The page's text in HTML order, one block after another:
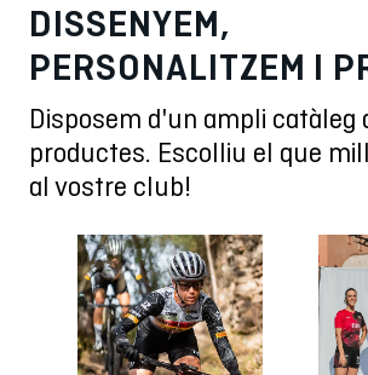
DISSENYEM,
PERSONALITZEM I
Disposem d'un ampli catàleg
productes. Escolliu el que
al vostre club!